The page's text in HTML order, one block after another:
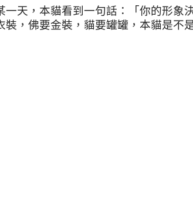
一天，本貓看到一句話：「你的形象
裝，佛要金裝，貓要罐罐，本貓是不